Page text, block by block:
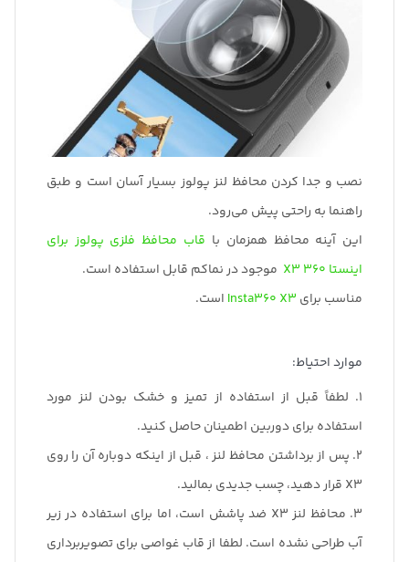
نصب و جدا کردن محافظ لنز پولوز بسیار آسان است و طبق
راهنما به راحتی پیش می‌رود.
این آینه محافظ همزمان با قاب محافظ فلزی پولوز برای
اینستا 360 X3
موجود در نماکم قابل استفاده است.
مناسب برای Insta360 X3 است.
موارد احتیاط:
1. لطفاً قبل از استفاده از تمیز و خشک بودن لنز مورد
استفاده برای دوربین اطمینان حاصل کنید.
2. پس از برداشتن محافظ لنز ، قبل از اینکه دوباره آن را روی
X3 قرار دهید، چسب جدیدی بمالید.
3. محافظ لنز X3 ضد پاشش است، اما برای استفاده در زیر
آب طراحی نشده است. لطفا از قاب غواصی برای تصویربرداری